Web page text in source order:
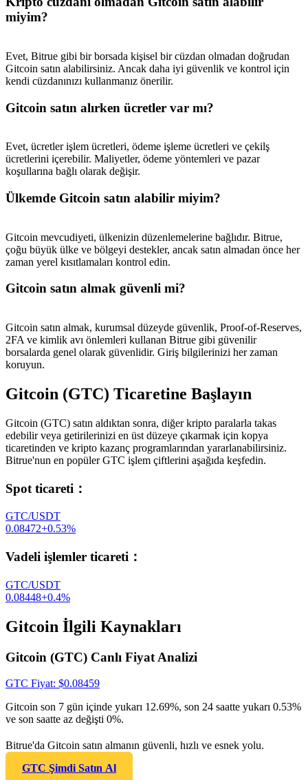
miyim?
Evet, Bitrue gibi bir borsada kişisel bir cüzdan olmadan doğrudan
Gitcoin satın alabilirsiniz. Ancak daha iyi güvenlik ve kontrol için
kendi cüzdanınızı kullanmanız önerilir.
Gitcoin satın alırken ücretler var mı?
Evet, ücretler işlem ücretleri, ödeme işleme ücretleri ve çekilş
ücretlerini içerebilir. Maliyetler, ödeme yöntemleri ve pazar
koşullarına bağlı olarak değişir.
Ülkemde Gitcoin satın alabilir miyim?
Gitcoin mevcudiyeti, ülkenizin düzenlemelerine bağlıdır. Bitrue,
çoğu büyük ülke ve bölgeyi destekler, ancak satın almadan önce her
zaman yerel kısıtlamaları kontrol edin.
Gitcoin satın almak güvenli mi?
Gitcoin satın almak, kurumsal düzeyde güvenlik, Proof-of-Reserves,
2FA ve kimlik avı önlemleri kullanan Bitrue gibi güvenilir
borsalarda genel olarak güvenlidir. Giriş bilgilerinizi her zaman
koruyun.
Gitcoin (GTC) Ticaretine Başlayın
Gitcoin (GTC) satın aldıktan sonra, diğer kripto paralarla takas
edebilir veya getirilerinizi en üst düzeye çıkarmak için kopya
ticaretinden ve kripto kazanç programlarından yararlanabilirsiniz.
Bitrue'nun en popüler GTC işlem çiftlerini aşağıda keşfedin.
Spot ticareti ：
GTC/USDT
0.08472+0.53%
Vadeli işlemler ticareti ：
GTC/USDT
0.08448+0.4%
Gitcoin İlgili Kaynakları
Gitcoin (GTC) Canlı Fiyat Analizi
GTC Fiyat: $0.08459
Gitcoin son 7 gün içinde yukarı 12.69%, son 24 saatte yukarı 0.53%
ve son saatte az değişti 0%.
Bitrue'da Gitcoin satın almanın güvenli, hızlı ve esnek yolu.
GTC Şimdi Satın Al